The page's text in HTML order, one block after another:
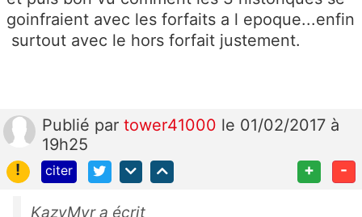
goinfraient avec les forfaits a l epoque...enfin
surtout avec le hors forfait justement.
Publié par tower41000 le 01/02/2017 à
19h25
!
citer + -
KazyMyr a écrit